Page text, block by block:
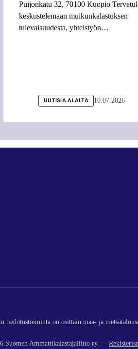
Puijonkatu 32, 70100 Kuopio
keskustelemaan muikunkalastuksen
tulevaisuudesta, yhteistyön…
UUTISIA ALALTA 10.07.2026
tiedotustoiminta on osittain maa- ja
Suomen Ammattikalastajaliitto ry.